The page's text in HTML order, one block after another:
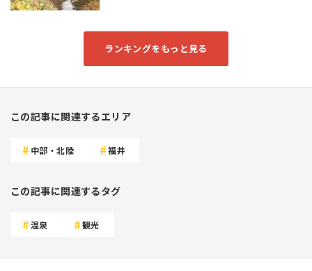
ランキングをもっと見る
この記事に関連するエリア
中部・北陸 福井
この記事に関連するタグ
温泉 観光